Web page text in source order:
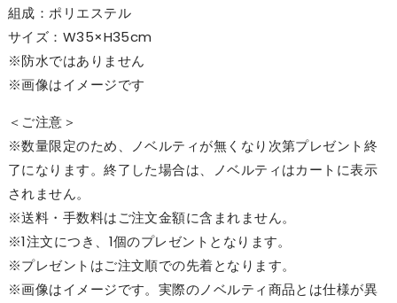
組成：ポリエステル
サイズ：W35×H35cm
※防水ではありません
※画像はイメージです
＜ご注意＞
※数量限定のため、ノベルティが無くなり次第プレゼント終
了になります。終了した場合は、ノベルティはカートに表示
されません。
※送料・手数料はご注文金額に含まれません。
※1注文につき、1個のプレゼントとなります。
※プレゼントはご注文順での先着となります。
※画像はイメージです。実際のノベルティ商品とは仕様が異